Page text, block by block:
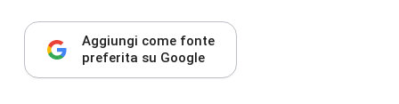
Aggiungi come fonte
preferita su Google